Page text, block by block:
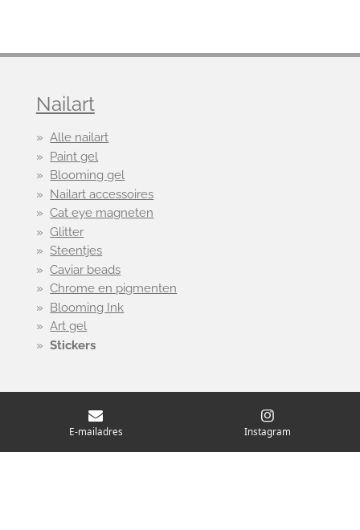
Nailart
Alle nailart
Paint gel
Blooming gel
Nailart accessoires
Cat eye magneten
Glitter
Steentjes
Caviar beads
Chrome en pigmenten
Blooming Ink
Art gel
Stickers
E-mailadres Instagram